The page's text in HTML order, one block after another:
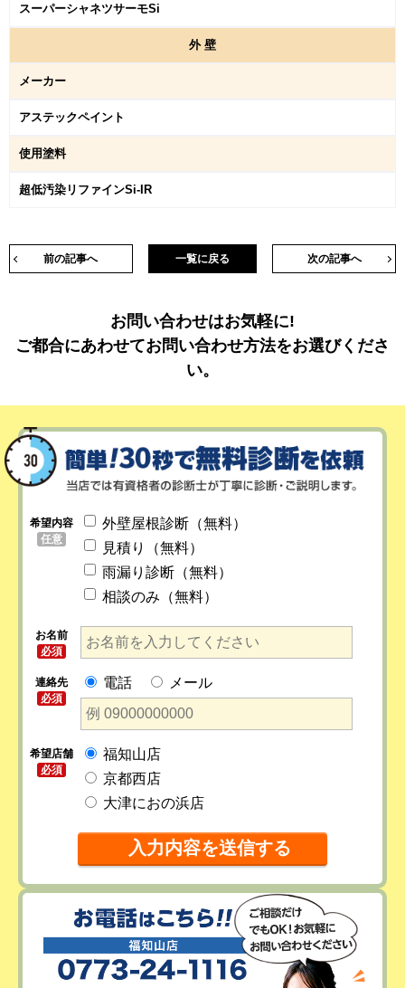
スーパーシャネツサーモSi
外 壁
メーカー
アステックペイント
使用塗料
超低汚染リファインSi-IR
前の記事へ 次の記事へ
一覧に戻る
お問い合わせはお気軽に!
ご都合にあわせてお問い合わせ方法をお選びくださ
い。
希望内容
任意
外壁屋根診断（無料）
見積り（無料）
雨漏り診断（無料）
相談のみ（無料）
お名前
必須
連絡先
必須
電話 メール
希望店舗
必須
福知山店
京都西店
大津におの浜店